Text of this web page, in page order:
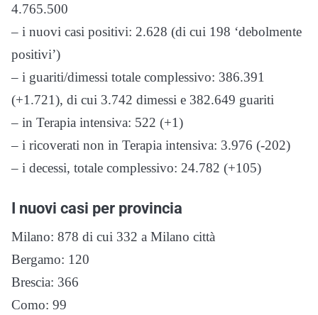
4.765.500
– i nuovi casi positivi: 2.628 (di cui 198 ‘debolmente
positivi’)
– i guariti/dimessi totale complessivo: 386.391
(+1.721), di cui 3.742 dimessi e 382.649 guariti
– in Terapia intensiva: 522 (+1)
– i ricoverati non in Terapia intensiva: 3.976 (-202)
– i decessi, totale complessivo: 24.782 (+105)
I nuovi casi per provincia
Milano: 878 di cui 332 a Milano città
Bergamo: 120
Brescia: 366
Como: 99